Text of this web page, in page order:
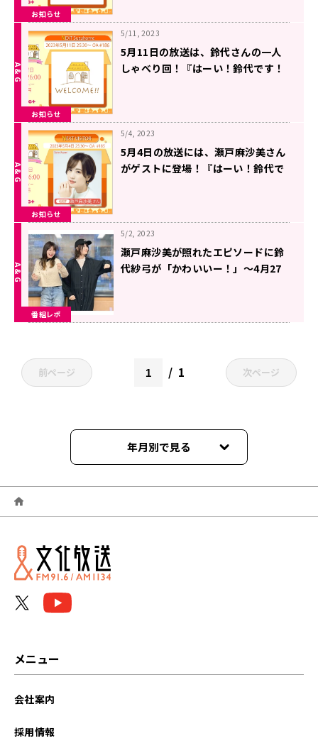
お知らせ
お知らせ
5/11, 2023
5月11日の放送は、鈴代さんの一人
しゃべり回！『はーい！鈴代です！
お知らせ
5/4, 2023
5月4日の放送には、瀬戸麻沙美さん
がゲストに登場！『はーい！鈴代で
番組レポ
5/2, 2023
瀬戸麻沙美が照れたエピソードに鈴
代紗弓が「かわいいー！」～4月27
前ページ 1 次ページ
年月別で見る
2025年10月
2025年09月
2025年08月
メニュー
会社案内
採用情報